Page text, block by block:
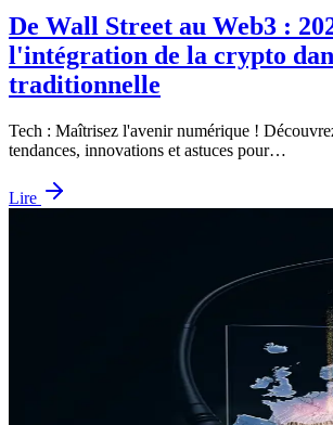
De Wall Street au Web3 :
l'intégration de la crypto
traditionnelle
Tech : Maîtrisez l'avenir numérique !
tendances, innovations et astuces pour…
Lire